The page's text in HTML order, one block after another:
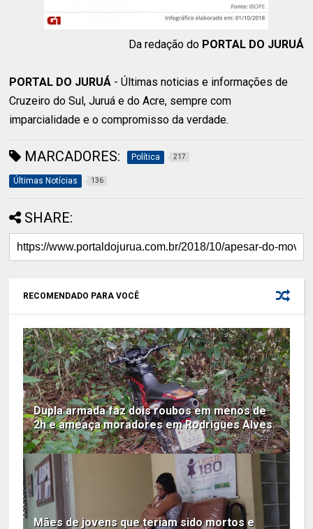
Da redação do PORTAL DO JURUÁ
PORTAL DO JURUÁ - Últimas noticias e informações de
Cruzeiro do Sul, Juruá e do Acre, sempre com
imparcialidade e o compromisso da verdade.
MARCADORES: Política 217
Últimas Notícias 136
SHARE:
RECOMENDADO PARA VOCÊ
Dupla armada faz dois roubos em menos de
2h e ameaça moradores em Rodrigues Alves
Mães de jovens que teriam sido mortos e